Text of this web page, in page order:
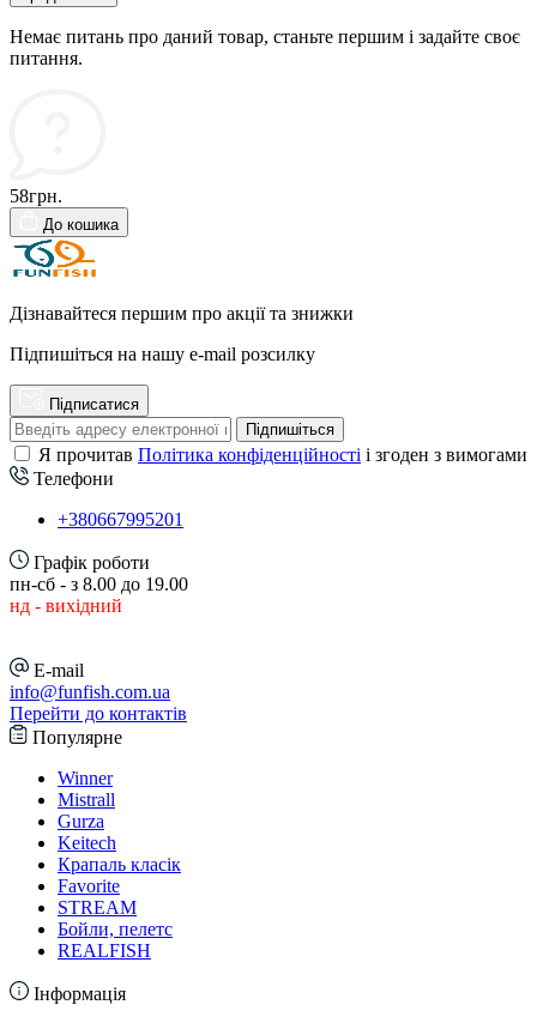
Немає питань про даний товар, станьте першим і задайте своє
питання.
58грн.
До кошика
Дізнавайтеся першим про акції та знижки
Підпишіться на нашу e-mail розсилку
Підписатися
Підпишіться
Я прочитав Політика конфіденційності і згоден з вимогами
Телефони
+380667995201
Графік роботи
пн-сб - з 8.00 до 19.00
нд - вихідний
E-mail
info@funfish.com.ua
Перейти до контактів
Популярне
Winner
Mistrall
Gurza
Keitech
Крапаль класік
Favorite
STREAM
Бойли, пелетс
REALFISH
Інформація